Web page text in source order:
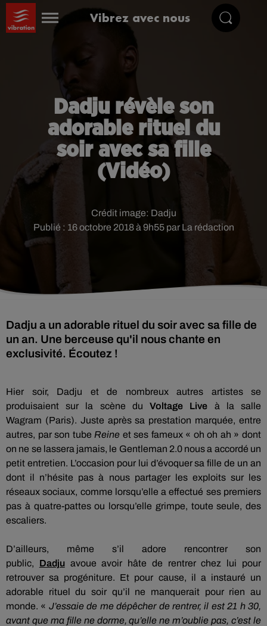
Vibrez avec nous
Dadju révèle son
adorable rituel du
soir avec sa fille
(Vidéo)
Publié : 16 octobre 2018 à 9h55 par La rédaction
Crédit image: Dadju
Dadju a un adorable rituel du soir avec sa fille de
un an. Une berceuse qu'il nous chante en
exclusivité. Écoutez !
Hier soir, Dadju
et de nombreux autres artistes se
produisaient sur la scène duVoltage Live à la salle
Wagram (Paris). Juste après sa prestation marquée, entre
autres, par son tube Reine et ses fameux « oh oh ah » dont
on ne se lassera jamais, le Gentleman 2.0 nous a accordé un
petit entretien. L’occasion pour lui d’évoquer sa fille de un an
dont il n’hésite pas à nous partager les exploits sur les
réseaux sociaux, comme lorsqu’elle a effectué ses premiers
pas à quatre-pattes ou lorsqu’elle grimpe, toute seule, des
escaliers.
D’ailleurs, même s’il adore rencontrer son
public,
Dadju avoue avoir hâte de rentrer chez lui pour
retrouver sa progéniture. Et pour cause, il a instauré un
adorable rituel du soir qu’il ne manquerait pour rien au
monde. « J’essaie de me dépêcher de rentrer, il est 21 h 30,
avant que ma fille ne dorme, qu’elle ne m’oublie pas, c’est le